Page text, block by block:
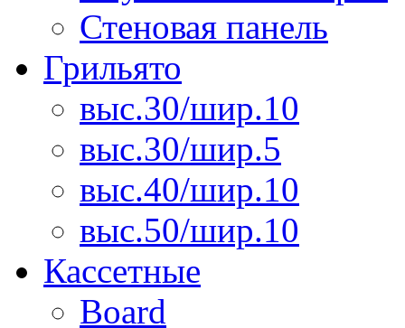
Стеновая панель
Грильято
выс.30/шир.10
выс.30/шир.5
выс.40/шир.10
выс.50/шир.10
Кассетные
Board